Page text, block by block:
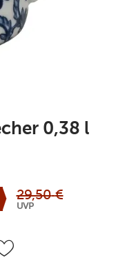
0,38 l
29,50 €
UVP